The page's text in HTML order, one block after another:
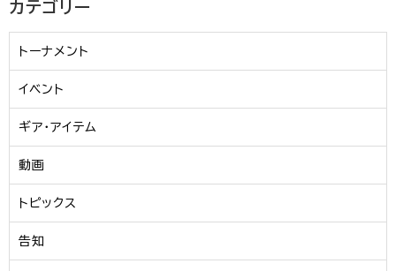
カテゴリー
トーナメント
イベント
ギア・アイテム
動画
トピックス
告知